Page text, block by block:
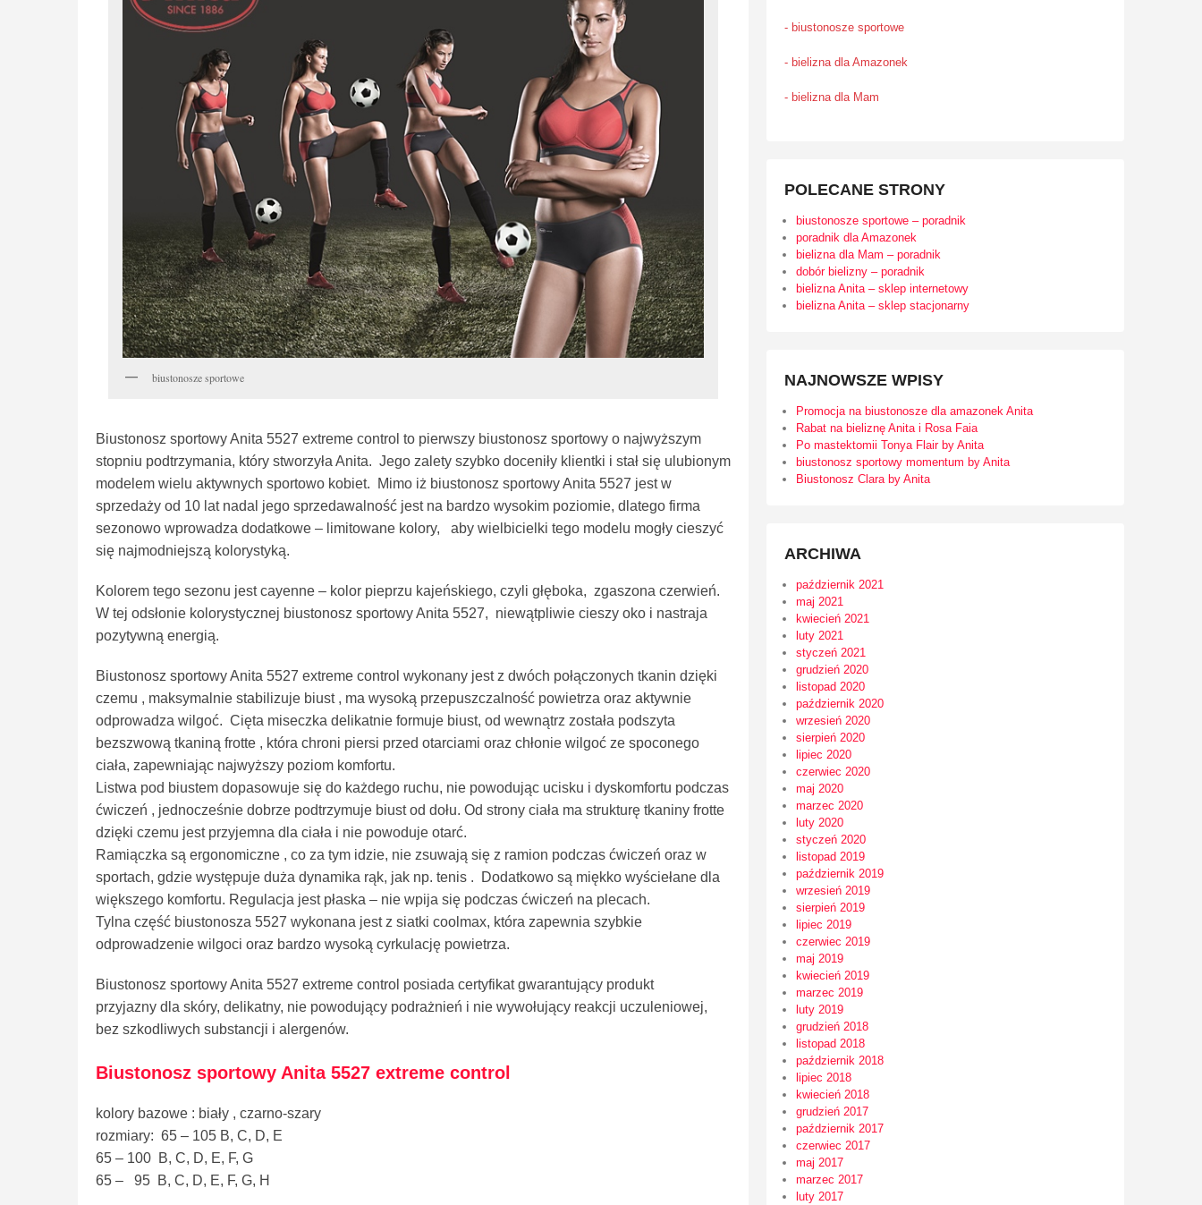
biustonosze sportowe
Biustonosz sportowy Anita 5527 extreme control to pierwszy biustonosz sportowy o najwyższym
stopniu podtrzymania, który stworzyła Anita. Jego zalety szybko doceniły klientki i stał się ulubionym
modelem wielu aktywnych sportowo kobiet. Mimo iż biustonosz sportowy Anita 5527 jest w
sprzedaży od 10 lat nadal jego sprzedawalność jest na bardzo wysokim poziomie, dlatego firma
sezonowo wprowadza dodatkowe – limitowane kolory, aby wielbicielki tego modelu mogły cieszyć
się najmodniejszą kolorystyką.
Kolorem tego sezonu jest cayenne – kolor pieprzu kajeńskiego, czyli głęboka, zgaszona czerwień.
W tej odsłonie kolorystycznej biustonosz sportowy Anita 5527, niewątpliwie cieszy oko i nastraja
pozytywną energią.
Biustonosz sportowy Anita 5527 extreme control wykonany jest z dwóch połączonych tkanin dzięki
czemu , maksymalnie stabilizuje biust , ma wysoką przepuszczalność powietrza oraz aktywnie
odprowadza wilgoć. Cięta miseczka delikatnie formuje biust, od wewnątrz została podszyta
bezszwową tkaniną frotte , która chroni piersi przed otarciami oraz chłonie wilgoć ze spoconego
ciała, zapewniając najwyższy poziom komfortu.
Listwa pod biustem dopasowuje się do każdego ruchu, nie powodując ucisku i dyskomfortu podczas
ćwiczeń , jednocześnie dobrze podtrzymuje biust od dołu. Od strony ciała ma strukturę tkaniny frotte
dzięki czemu jest przyjemna dla ciała i nie powoduje otarć.
Ramiączka są ergonomiczne , co za tym idzie, nie zsuwają się z ramion podczas ćwiczeń oraz w
sportach, gdzie występuje duża dynamika rąk, jak np. tenis . Dodatkowo są miękko wyściełane dla
większego komfortu. Regulacja jest płaska – nie wpija się podczas ćwiczeń na plecach.
Tylna część biustonosza 5527 wykonana jest z siatki coolmax, która zapewnia szybkie
odprowadzenie wilgoci oraz bardzo wysoką cyrkulację powietrza.
Biustonosz sportowy Anita 5527 extreme control posiada certyfikat gwarantujący produkt
przyjazny dla skóry, delikatny, nie powodujący podrażnień i nie wywołujący reakcji uczuleniowej,
bez szkodliwych substancji i alergenów.
Biustonosz sportowy Anita 5527 extreme control
kolory bazowe : biały , czarno-szary
rozmiary: 65 – 105 B, C, D, E
65 – 100 B, C, D, E, F, G
65 – 95 B, C, D, E, F, G, H
- biustonosze sportowe
- bielizna dla Amazonek
- bielizna dla Mam
POLECANE STRONY
biustonosze sportowe – poradnik
poradnik dla Amazonek
bielizna dla Mam – poradnik
dobór bielizny – poradnik
bielizna Anita – sklep internetowy
bielizna Anita – sklep stacjonarny
NAJNOWSZE WPISY
Promocja na biustonosze dla amazonek Anita
Rabat na bieliznę Anita i Rosa Faia
Po mastektomii Tonya Flair by Anita
biustonosz sportowy momentum by Anita
Biustonosz Clara by Anita
ARCHIWA
październik 2021
maj 2021
kwiecień 2021
luty 2021
styczeń 2021
grudzień 2020
listopad 2020
październik 2020
wrzesień 2020
sierpień 2020
lipiec 2020
czerwiec 2020
maj 2020
marzec 2020
luty 2020
styczeń 2020
listopad 2019
październik 2019
wrzesień 2019
sierpień 2019
lipiec 2019
czerwiec 2019
maj 2019
kwiecień 2019
marzec 2019
luty 2019
grudzień 2018
listopad 2018
październik 2018
lipiec 2018
kwiecień 2018
grudzień 2017
październik 2017
czerwiec 2017
maj 2017
marzec 2017
luty 2017